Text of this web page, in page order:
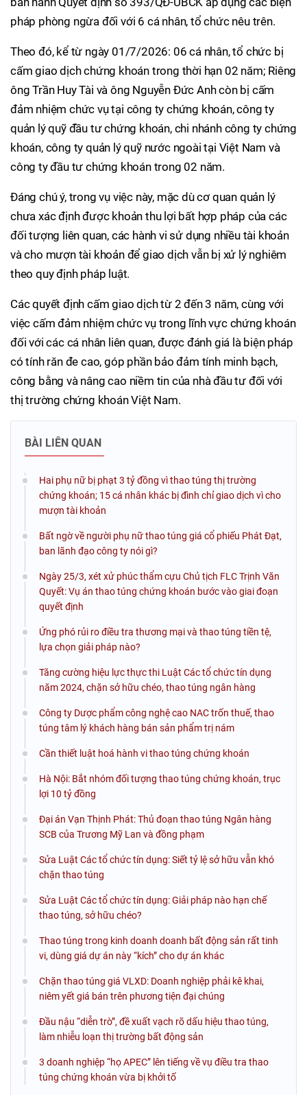
pháp phòng ngừa đối với 6 cá nhân, tổ chức nêu trên.
Theo đó, kể từ ngày 01/7/2026: 06 cá nhân, tổ chức bị
cấm giao dịch chứng khoán trong thời hạn 02 năm; Riêng
ông Trần Huy Tài và ông Nguyễn Đức Anh còn bị cấm
đảm nhiệm chức vụ tại công ty chứng khoán, công ty
quản lý quỹ đầu tư chứng khoán, chi nhánh công ty chứng
khoán, công ty quản lý quỹ nước ngoài tại Việt Nam và
công ty đầu tư chứng khoán trong 02 năm.
Đáng chú ý, trong vụ việc này, mặc dù cơ quan quản lý
chưa xác định được khoản thu lợi bất hợp pháp của các
đối tượng liên quan, các hành vi sử dụng nhiều tài khoản
và cho mượn tài khoản để giao dịch vẫn bị xử lý nghiêm
theo quy định pháp luật.
Các quyết định cấm giao dịch từ 2 đến 3 năm, cùng với
việc cấm đảm nhiệm chức vụ trong lĩnh vực chứng khoán
đối với các cá nhân liên quan, được đánh giá là biện pháp
có tính răn đe cao, góp phần bảo đảm tính minh bạch,
công bằng và nâng cao niềm tin của nhà đầu tư đối với
thị trường chứng khoán Việt Nam.
BÀI LIÊN QUAN
Hai phụ nữ bị phạt 3 tỷ đồng vì thao túng thị trường
chứng khoán; 15 cá nhân khác bị đình chỉ giao dịch vì cho
mượn tài khoản
Bất ngờ về người phụ nữ thao túng giá cổ phiếu Phát Đạt,
ban lãnh đạo công ty nói gì?
Ngày 25/3, xét xử phúc thẩm cựu Chủ tịch FLC Trịnh Văn
Quyết: Vụ án thao túng chứng khoán bước vào giai đoạn
quyết định
Ứng phó rủi ro điều tra thương mại và thao túng tiền tệ,
lựa chọn giải pháp nào?
Tăng cường hiệu lực thực thi Luật Các tổ chức tín dụng
năm 2024, chặn sở hữu chéo, thao túng ngân hàng
Công ty Dược phẩm công nghệ cao NAC trốn thuế, thao
túng tâm lý khách hàng bán sản phẩm trị nám
Cần thiết luật hoá hành vi thao túng chứng khoán
Hà Nội: Bắt nhóm đối tượng thao túng chứng khoán, trục
lợi 10 tỷ đồng
Đại án Vạn Thịnh Phát: Thủ đoạn thao túng Ngân hàng
SCB của Trương Mỹ Lan và đồng phạm
Sửa Luật Các tổ chức tín dụng: Siết tỷ lệ sở hữu vẫn khó
chặn thao túng
Sửa Luật Các tổ chức tín dụng: Giải pháp nào hạn chế
thao túng, sở hữu chéo?
Thao túng trong kinh doanh doanh bất động sản rất tinh
vi, dùng giá dự án này “kích” cho dự án khác
Chặn thao túng giá VLXD: Doanh nghiệp phải kê khai,
niêm yết giá bán trên phương tiện đại chúng
Đầu nậu “diễn trò”, đề xuất vạch rõ dấu hiệu thao túng,
làm nhiễu loạn thị trường bất động sản
3 doanh nghiệp “họ APEC” lên tiếng về vụ điều tra thao
túng chứng khoán vừa bị khởi tố